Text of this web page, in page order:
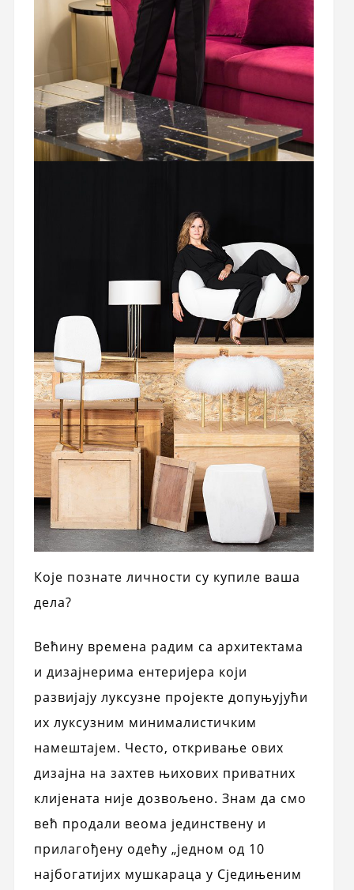
Које познате личности су купиле ваша
дела?
Већину времена радим са архитектама
и дизајнерима ентеријера који
развијају луксузне пројекте допуњујући
их луксузним минималистичким
намештајем. Често, откривање ових
дизајна на захтев њихових приватних
клијената није дозвољено. Знам да смо
већ продали веома јединствену и
прилагођену одећу „једном од 10
најбогатијих мушкараца у Сједињеним